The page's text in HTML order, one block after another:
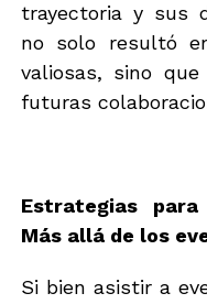
trayectoria y sus
no solo resultó
valiosas, sino
futuras
Estrategias
Más allá de los
Si bien asistir a